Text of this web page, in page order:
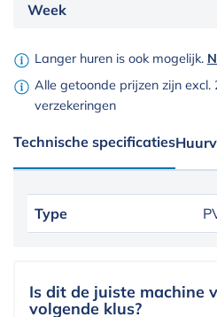
Week
Langer huren is ook mogelijk.
Alle getoonde prijzen zijn
verzekeringen
Technische specificaties
Type
Is dit de juiste machine
volgende klus?